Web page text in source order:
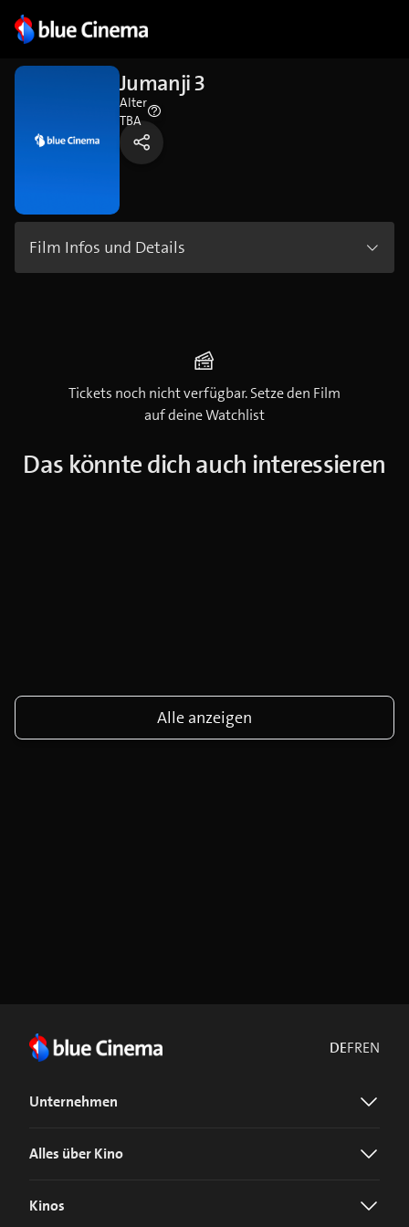
Jumanji 3
Alter
TBA
Film Infos und Details
Tickets noch nicht verfügbar. Setze den Film
auf deine Watchlist
Das könnte dich auch interessieren
Alle anzeigen
DEFREN
Unternehmen
Alles über Kino
Kinos